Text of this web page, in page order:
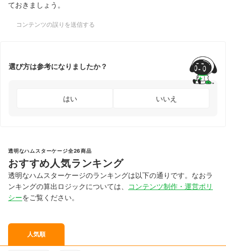
ておきましょう。
コンテンツの誤りを送信する
選び方は参考になりましたか？
はい いいえ
透明なハムスターケージ全26商品
おすすめ人気ランキング
透明なハムスターケージのランキングは以下の通りです。なおラ
ンキングの算出ロジックについては、
コンテンツ制作・運営ポリ
シーをご覧ください。
人気順